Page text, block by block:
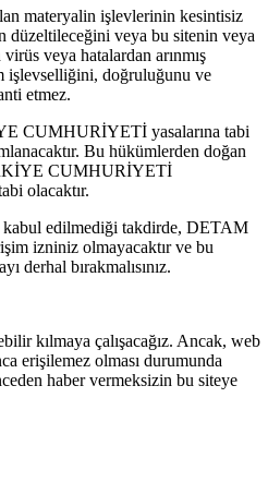
materyalin işlevlerinin kesintisiz
düzeltileceğini veya bu sitenin veya
veya hatalardan arınmış
işlevselliğini, doğruluğunu ve
etmez.
CUMHURİYETİ yasalarına tabi
Bu hükümlerden doğan
CUMHURİYETİ
olacaktır.
kabul edilmediği takdirde, DETAM
izniniz olmayacaktır ve bu
derhal bırakmalısınız.
kılmaya çalışacağız. Ancak, web
erişilemez olması durumunda
haber vermeksizin bu siteye